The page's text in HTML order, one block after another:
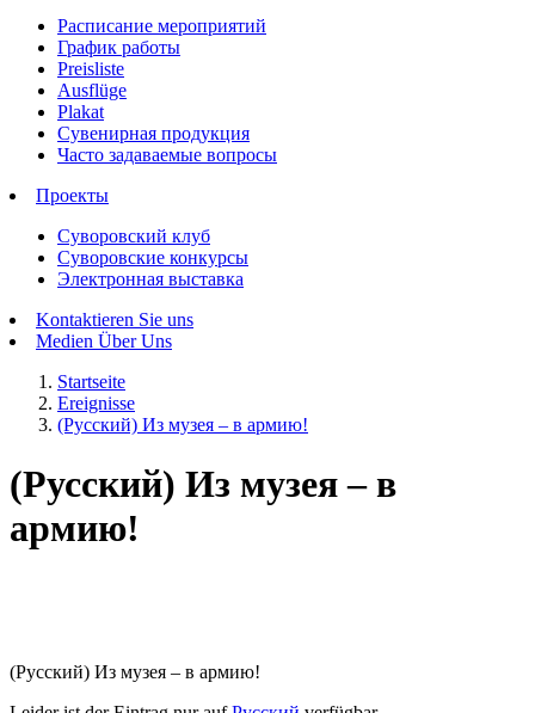
Расписание мероприятий
График работы
Preisliste
Ausflüge
Plakat
Сувенирная продукция
Часто задаваемые вопросы
Проекты
Суворовский клуб
Суворовские конкурсы
Электронная выставка
Kontaktieren Sie uns
Medien Über Uns
Startseite
Ereignisse
(Русский) Из музея – в армию!
(Русский) Из музея – в
армию!
(Русский) Из музея – в армию!